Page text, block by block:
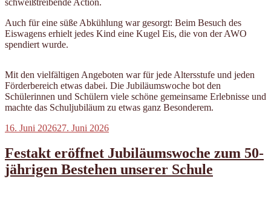
Auch für eine süße Abkühlung war gesorgt: Beim Besuch des
Eiswagens erhielt jedes Kind eine Kugel Eis, die von der AWO
spendiert wurde.
Mit den vielfältigen Angeboten war für jede Altersstufe und jeden
Förderbereich etwas dabei. Die Jubiläumswoche bot den
Schülerinnen und Schülern viele schöne gemeinsame Erlebnisse und
machte das Schuljubiläum zu etwas ganz Besonderem.
Veröffentlicht
16. Juni 202627. Juni 2026
Festakt eröffnet Jubiläumswoche zum 50-
jährigen Bestehen unserer Schule